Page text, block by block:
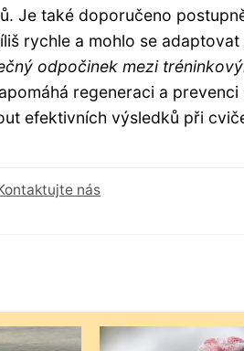
Je také doporučeno
rychle a mohlo se
odpočinek mezi
regeneraci a
efektivních výsledků při
nás